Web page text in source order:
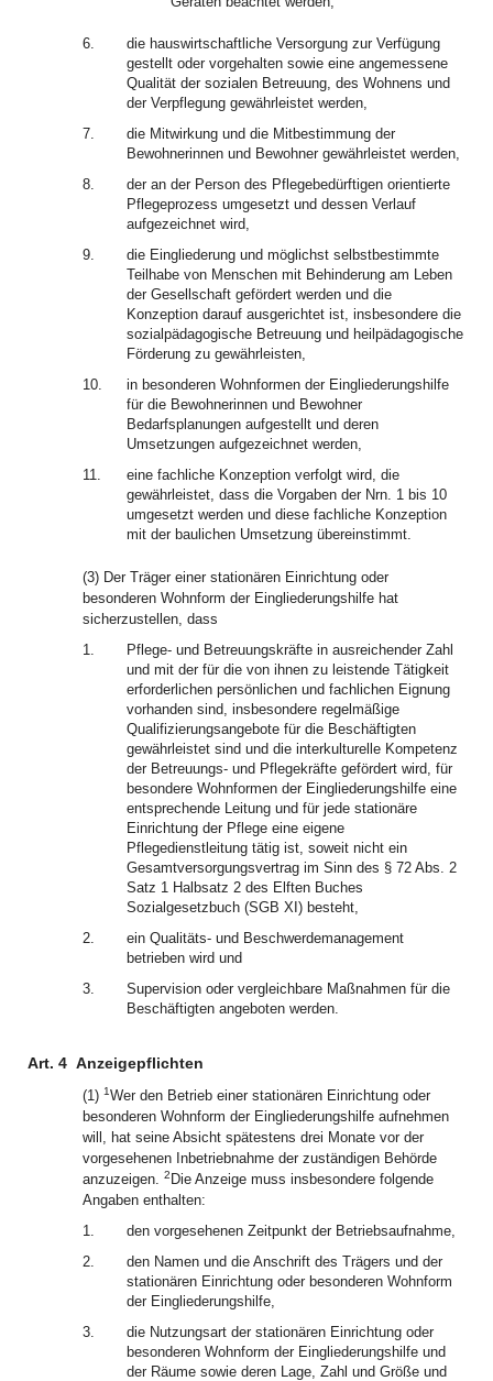
6.
die hauswirtschaftliche Versorgung zur Verfügung
gestellt oder vorgehalten sowie eine angemessene
Qualität der sozialen Betreuung, des Wohnens und
der Verpflegung gewährleistet werden,
7.
die Mitwirkung und die Mitbestimmung der
Bewohnerinnen und Bewohner gewährleistet werden,
8.
der an der Person des Pflegebedürftigen orientierte
Pflegeprozess umgesetzt und dessen Verlauf
aufgezeichnet wird,
9.
die Eingliederung und möglichst selbstbestimmte
Teilhabe von Menschen mit Behinderung am Leben
der Gesellschaft gefördert werden und die
Konzeption darauf ausgerichtet ist, insbesondere die
sozialpädagogische Betreuung und heilpädagogische
Förderung zu gewährleisten,
10.
in besonderen Wohnformen der Eingliederungshilfe
für die Bewohnerinnen und Bewohner
Bedarfsplanungen aufgestellt und deren
Umsetzungen aufgezeichnet werden,
11.
eine fachliche Konzeption verfolgt wird, die
gewährleistet, dass die Vorgaben der Nrn. 1 bis 10
umgesetzt werden und diese fachliche Konzeption
mit der baulichen Umsetzung übereinstimmt.
(3) Der Träger einer stationären Einrichtung oder
besonderen Wohnform der Eingliederungshilfe hat
sicherzustellen, dass
1.
Pflege- und Betreuungskräfte in ausreichender Zahl
und mit der für die von ihnen zu leistende Tätigkeit
erforderlichen persönlichen und fachlichen Eignung
vorhanden sind, insbesondere regelmäßige
Qualifizierungsangebote für die Beschäftigten
gewährleistet sind und die interkulturelle Kompetenz
der Betreuungs- und Pflegekräfte gefördert wird, für
besondere Wohnformen der Eingliederungshilfe eine
entsprechende Leitung und für jede stationäre
Einrichtung der Pflege eine eigene
Pflegedienstleitung tätig ist, soweit nicht ein
Gesamtversorgungsvertrag im Sinn des § 72 Abs. 2
Satz 1 Halbsatz 2 des Elften Buches
Sozialgesetzbuch (SGB XI) besteht,
2.
ein Qualitäts- und Beschwerdemanagement
betrieben wird und
3.
Supervision oder vergleichbare Maßnahmen für die
Beschäftigten angeboten werden.
Art. 4 Anzeigepflichten
(1) 1Wer den Betrieb einer stationären Einrichtung oder
besonderen Wohnform der Eingliederungshilfe aufnehmen
will, hat seine Absicht spätestens drei Monate vor der
vorgesehenen Inbetriebnahme der zuständigen Behörde
anzuzeigen. 2 Die Anzeige muss insbesondere folgende
Angaben enthalten:
1.
den vorgesehenen Zeitpunkt der Betriebsaufnahme,
2.
den Namen und die Anschrift des Trägers und der
stationären Einrichtung oder besonderen Wohnform
der Eingliederungshilfe,
3.
die Nutzungsart der stationären Einrichtung oder
besonderen Wohnform der Eingliederungshilfe und
der Räume sowie deren Lage, Zahl und Größe und